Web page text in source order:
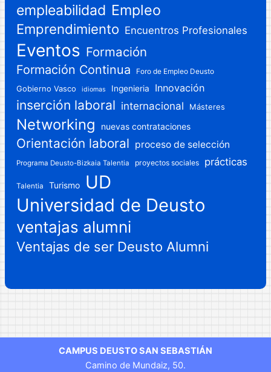
empleabilidad Empleo
Emprendimiento Encuentros Profesionales
Eventos Formación
Formación Continua Foro de Empleo Deusto
Gobierno Vasco idiomas Ingenieria Innovación
inserción laboral internacional Másteres
Networking nuevas contrataciones
Orientación laboral proceso de selección
Programa Deusto-Bizkaia Talentia proyectos sociales prácticas
Talentia Turismo
UD
Universidad de Deusto
ventajas alumni
Ventajas de ser Deusto Alumni
CAMPUS DEUSTO SAN SEBASTIÁN
Camino de Mundaiz, 50.